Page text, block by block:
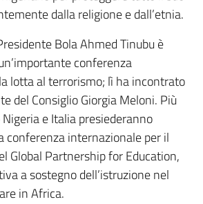
dalla religione e dall’etnia.
Bola Ahmed Tinubu è
conferenza
lotta al terrorismo; lì ha incontrato
del Consiglio Giorgia Meloni. Più
e Italia presiederanno
conferenza internazionale per il
Global Partnership for Education,
a sostegno dell’istruzione nel
in Africa.